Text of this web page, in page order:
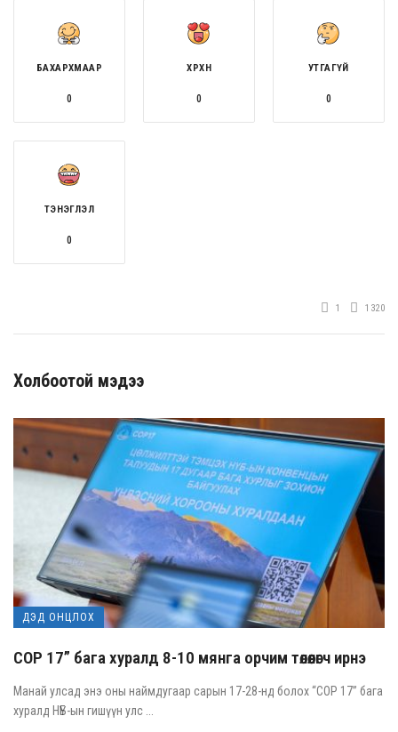
БАХАРХМААР
0
ХӨӨРХӨН
0
УТГАГҮЙ
0
ТЭНЭГЛЭЛ
0
1 1320
Холбоотой мэдээ
ДЭД ОНЦЛОХ
COP 17” бага хуралд 8-10 мянга орчим төлөөлөгч ирнэ
Манай улсад энэ оны наймдугаар сарын 17-28-нд болох “COP 17” бага
хуралд НҮБ-ын гишүүн улс ...